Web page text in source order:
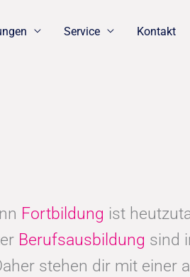
Service Kontakt
Fortbildung ist
Berufsausbildung sind
stehen dir mit einer